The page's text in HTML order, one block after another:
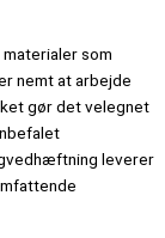
som
nemt at arbejde
gør det velegnet
leverer